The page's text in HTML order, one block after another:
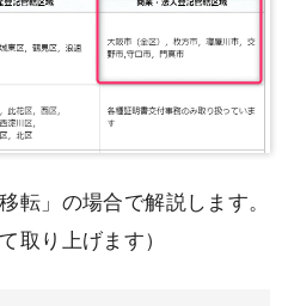
転」の場合で解説します。
取り上げます）